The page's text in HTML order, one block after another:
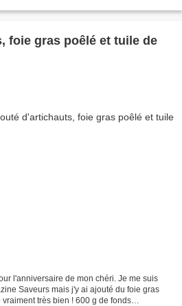
foie gras poêlé et tuile de
l'anniversaire de mon chéri. Je me suis
Saveurs mais j'y ai ajouté du foie gras
très bien ! 600 g de fonds